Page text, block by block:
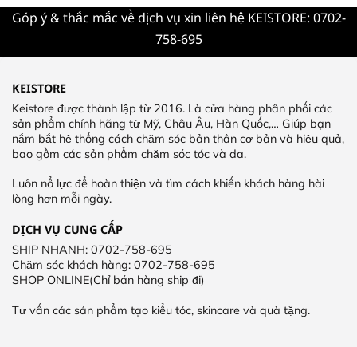
Góp ý & thắc mắc về dịch vụ xin liên hệ KEISTORE: 0702-
758-695
KEISTORE
Keistore được thành lập từ 2016. Là cửa hàng phân phối các
sản phẩm chính hãng từ Mỹ, Châu Âu, Hàn Quốc,… Giúp bạn
nắm bắt hệ thống cách chăm sóc bản thân cơ bản và hiệu quả,
bao gồm các sản phẩm chăm sóc tóc và da.
Luôn nổ lực để hoàn thiện và tìm cách khiến khách hàng hài
lòng hơn mỗi ngày.
DỊCH VỤ CUNG CẤP
SHIP NHANH: 0702-758-695
Chăm sóc khách hàng: 0702-758-695
SHOP ONLINE(Chỉ bán hàng ship đi)
Tư vấn các sản phẩm tạo kiểu tóc, skincare và quà tặng.